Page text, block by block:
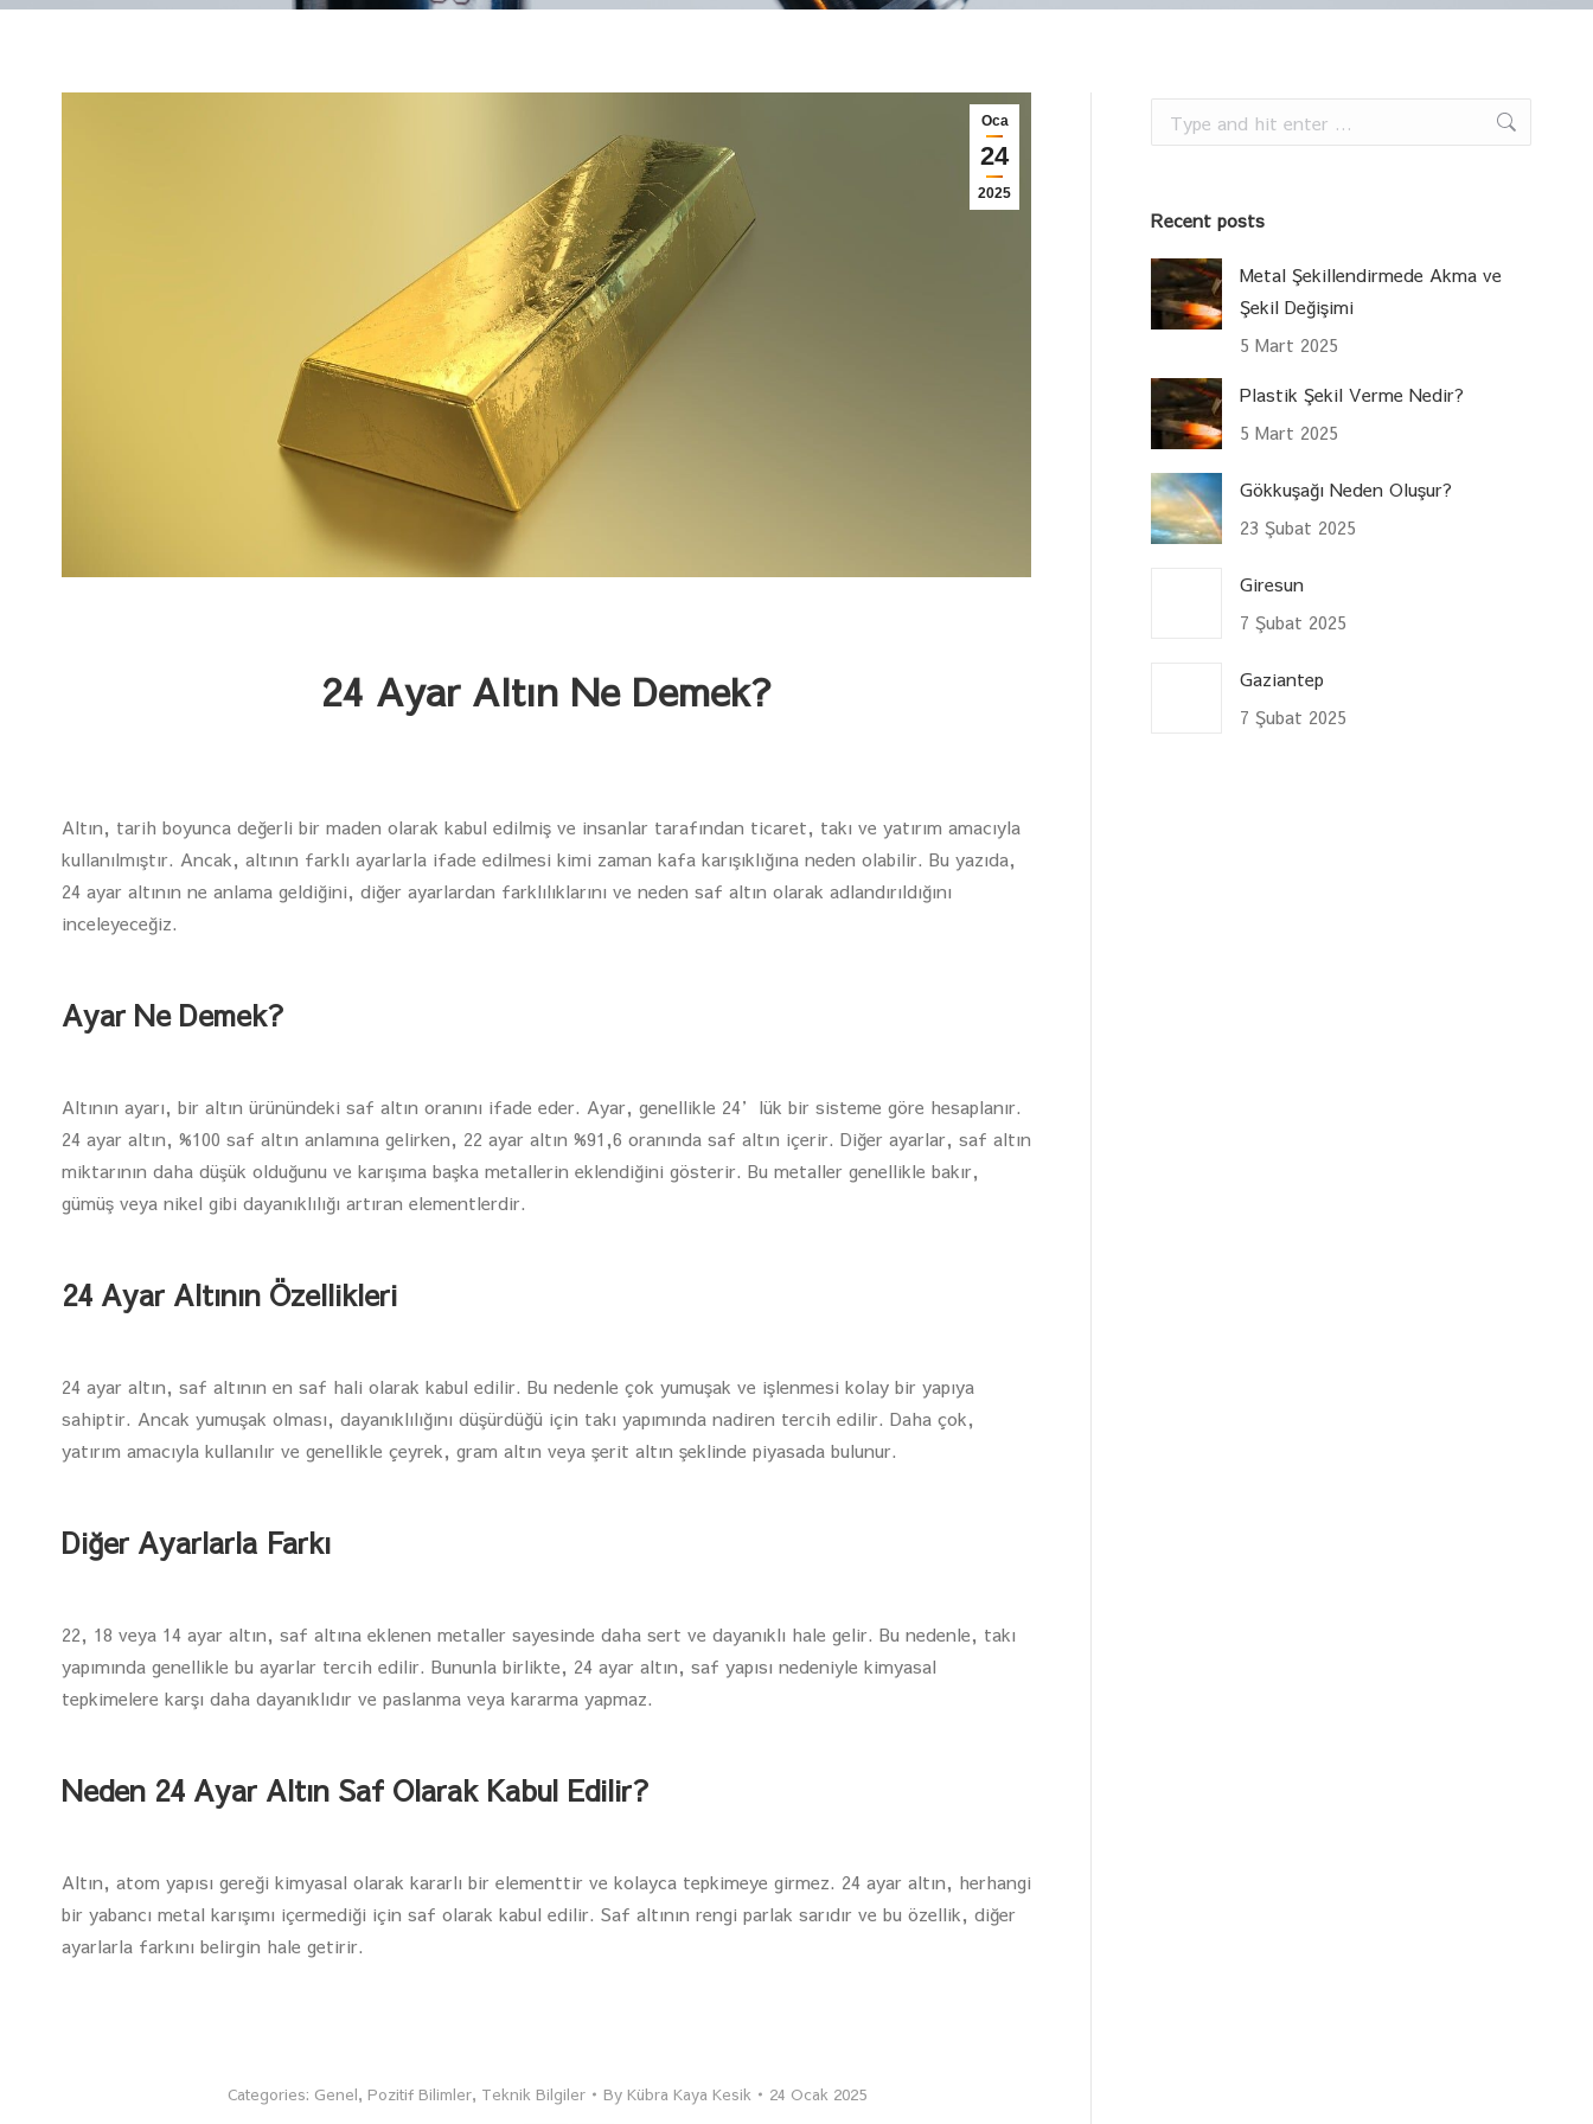
Oca
24
2025
24 Ayar Altın Ne Demek?
Altın, tarih boyunca değerli bir maden olarak kabul edilmiş ve insanlar tarafından ticaret, takı ve yatırım amacıyla
kullanılmıştır. Ancak, altının farklı ayarlarla ifade edilmesi kimi zaman kafa karışıklığına neden olabilir. Bu yazıda,
24 ayar altının ne anlama geldiğini, diğer ayarlardan farklılıklarını ve neden saf altın olarak adlandırıldığını
inceleyeceğiz.
Ayar Ne Demek?
Altının ayarı, bir altın ürünündeki saf altın oranını ifade eder. Ayar, genellikle 24’lük bir sisteme göre hesaplanır.
24 ayar altın, %100 saf altın anlamına gelirken, 22 ayar altın %91,6 oranında saf altın içerir. Diğer ayarlar, saf altın
miktarının daha düşük olduğunu ve karışıma başka metallerin eklendiğini gösterir. Bu metaller genellikle bakır,
gümüş veya nikel gibi dayanıklılığı artıran elementlerdir.
24 Ayar Altının Özellikleri
24 ayar altın, saf altının en saf hali olarak kabul edilir. Bu nedenle çok yumuşak ve işlenmesi kolay bir yapıya
sahiptir. Ancak yumuşak olması, dayanıklılığını düşürdüğü için takı yapımında nadiren tercih edilir. Daha çok,
yatırım amacıyla kullanılır ve genellikle çeyrek, gram altın veya şerit altın şeklinde piyasada bulunur.
Diğer Ayarlarla Farkı
22, 18 veya 14 ayar altın, saf altına eklenen metaller sayesinde daha sert ve dayanıklı hale gelir. Bu nedenle, takı
yapımında genellikle bu ayarlar tercih edilir. Bununla birlikte, 24 ayar altın, saf yapısı nedeniyle kimyasal
tepkimelere karşı daha dayanıklıdır ve paslanma veya kararma yapmaz.
Neden 24 Ayar Altın Saf Olarak Kabul Edilir?
Altın, atom yapısı gereği kimyasal olarak kararlı bir elementtir ve kolayca tepkimeye girmez. 24 ayar altın, herhangi
bir yabancı metal karışımı içermediği için saf olarak kabul edilir. Saf altının rengi parlak sarıdır ve bu özellik, diğer
ayarlarla farkını belirgin hale getirir.
Categories: Genel, Pozitif Bilimler, Teknik Bilgiler By Kübra Kaya Kesik
24 Ocak 2025
Search:
Recent posts
Metal Şekillendirmede Akma ve
Şekil Değişimi
5 Mart 2025
Plastik Şekil Verme Nedir?
5 Mart 2025
Gökkuşağı Neden Oluşur?
23 Şubat 2025
Giresun
7 Şubat 2025
Gaziantep
7 Şubat 2025